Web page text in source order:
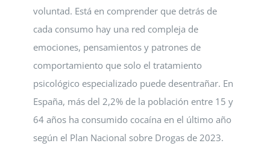
voluntad. Está en comprender que detrás de
cada consumo hay una red compleja de
emociones, pensamientos y patrones de
comportamiento que solo el tratamiento
psicológico especializado puede desentrañar. En
España, más del 2,2% de la población entre 15 y
64 años ha consumido cocaína en el último año
según el Plan Nacional sobre Drogas de 2023.